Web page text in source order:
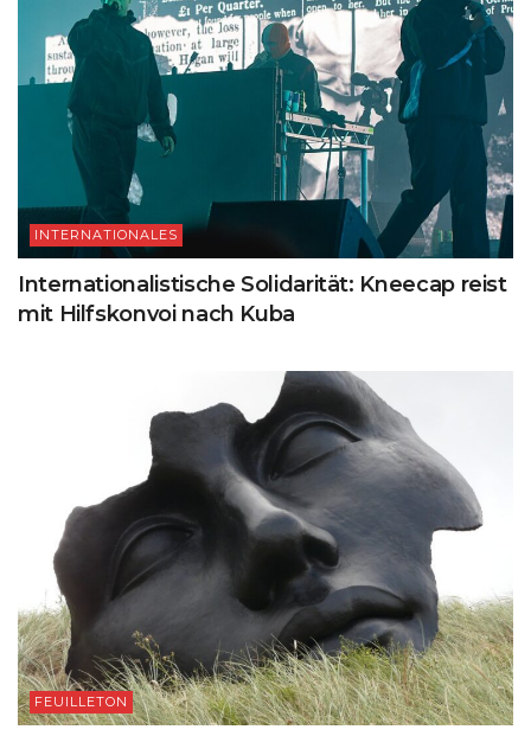
INTERNATIONALES
Internationalistische Solidarität: Kneecap reist
mit Hilfskonvoi nach Kuba
FEUILLETON